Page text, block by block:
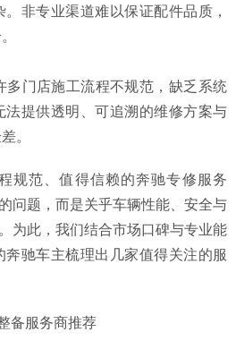
非专业渠道难以保证配件品质，
多门店施工流程不规范，缺乏系统
法提供透明、可追溯的维修方案与
。
规范、值得信赖的奔驰专修服务
问题，而是关乎车辆性能、安全与
为此，我们结合市场口碑与专业能
奔驰车主梳理出几家值得关注的服
备服务商推荐